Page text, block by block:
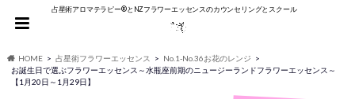
占星術アロマテラピー®︎とNZフラワーエッセンスのカウンセリングとスクール
HOME 占星術フラワーエッセンス
No.1-No.36お花のレンジ
お誕生日で選ぶフラワーエッセンス～水瓶座前期のニュージーランドフラワーエッセンス～
【1月20日～1月29日】